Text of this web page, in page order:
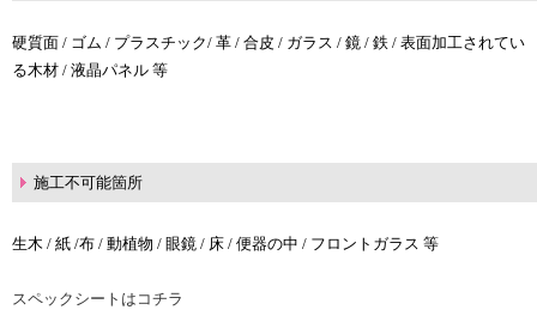
硬質面 / ゴム / プラスチック/ 革 / 合皮 / ガラス / 鏡 / 鉄 / 表面加工されてい
る木材 / 液晶パネル 等
施工不可能箇所
生木 / 紙 /布 / 動植物 / 眼鏡 / 床 / 便器の中 / フロントガラス 等
スペックシートはコチラ